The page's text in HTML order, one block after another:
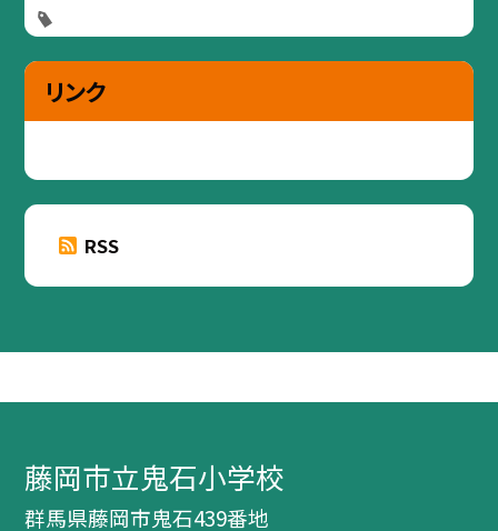
リンク
RSS
藤岡市立鬼石小学校
群馬県藤岡市鬼石439番地